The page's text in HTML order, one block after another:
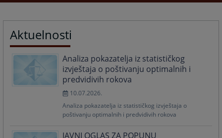
Aktuelnosti
Analiza pokazatelja iz statističkog
izvještaja o poštivanju optimalnih i
predvidivih rokova
10.07.2026.
Analiza pokazatelja iz statističkog izvještaja o
poštivanju optimalnih i predvidivih rokova
JAVNI OGLAS ZA POPUNU